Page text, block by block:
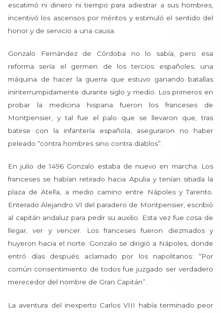
escatimó ni dinero ni tiempo para adiestrar a sus hombres,
incentivó los ascensos por méritos y estimuló el sentido del
honor y de servicio a una causa.
Gonzalo Fernández de Córdoba no lo sabía, pero esa
reforma sería el germen de los tercios españoles, una
máquina de hacer la guerra que estuvo ganando batallas
ininterrumpidamente durante siglo y medio. Los primeros en
probar la medicina hispana fueron los franceses de
Montpensier, y tal fue el palo que se llevaron que, tras
batirse con la infantería española, aseguraron no haber
peleado “contra hombres sino contra diablos”.
En julio de 1496 Gonzalo estaba de nuevo en marcha. Los
franceses se habían retirado hacia Apulia y tenían sitiada la
plaza de Atella, a medio camino entre Nápoles y Tarento.
Enterado Alejandro VI del paradero de Montpensier, escribió
al capitán andaluz para pedir su auxilio. Esta vez fue cosa de
llegar, ver y vencer. Los franceses fueron diezmados y
huyeron hacia el norte. Gonzalo se dirigió a Nápoles, donde
entró días después aclamado por los napolitanos: “Por
común consentimiento de todos fue juzgado ser verdadero
merecedor del nombre de Gran Capitán”.
La aventura del inexperto Carlos VIII había terminado peor